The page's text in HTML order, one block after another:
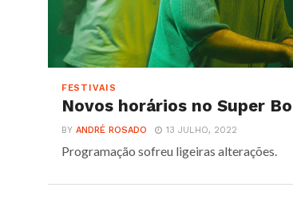
FESTIVAIS
Novos horários no Super
BY ANDRÉ ROSADO 13 JULHO, 2022
Programação sofreu ligeiras alterações.